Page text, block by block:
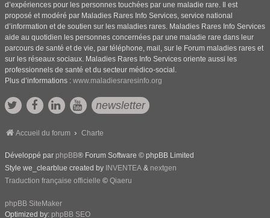
d’expériences pour les personnes touchées par une maladie rare. Il est
proposé et modéré par Maladies Rares Info Services, service national
d’information et de soutien sur les maladies rares. Maladies Rares Info Services
aide au quotidien les personnes concernées par une maladie rare dans leur
parcours de santé et de vie, par téléphone, mail, sur le Forum maladies rares et
sur les réseaux sociaux. Maladies Rares Info Services oriente aussi les
professionnels de santé et du secteur médico-social.
Plus d’informations : www.maladiesraresinfo.org
newsletter
Accueil du forum Charte
Développé par phpBB® Forum Software © phpBB Limited
Style we_clearblue created by INVENTEA & nextgen
Traduction française officielle © Qiaeru
phpBB SiteMaker
Optimized by: phpBB SEO